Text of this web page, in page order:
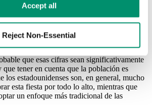
Privacy Policy.
Accept all
Reject Non-Essential
de plástico que acaban en los
otros materiales que contienen los
la superficie del impacto de este único
es difícil obtener estimaciones para
que esas cifras sean significativamente
tener en cuenta que la población es
los estadounidenses son, en general, mucho
esta fiesta por todo lo alto, mientras que
un enfoque más tradicional de las